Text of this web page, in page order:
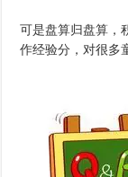
可是盘算归盘算，
作经验分，对很多